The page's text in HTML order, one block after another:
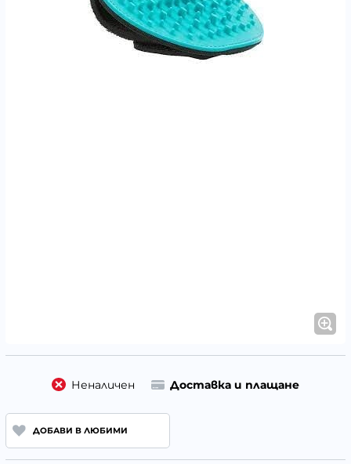
Неналичен Доставка и плащане
ДОБАВИ В ЛЮБИМИ